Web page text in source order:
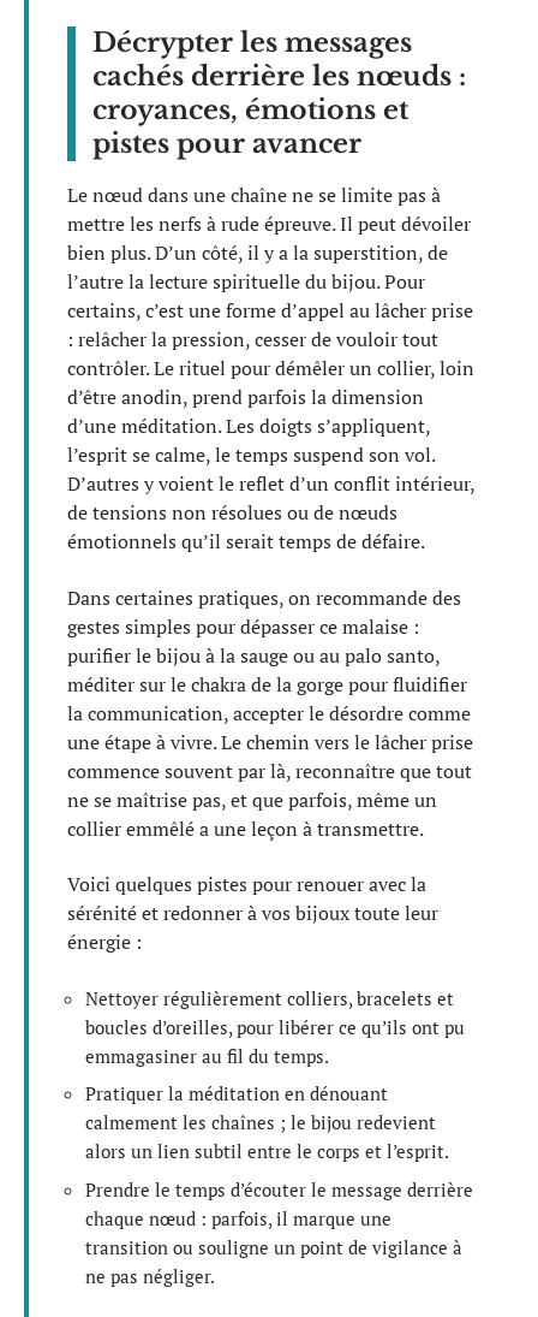
Décrypter les messages
cachés derrière les nœuds :
croyances, émotions et
pistes pour avancer
Le nœud dans une chaîne ne se limite pas à
mettre les nerfs à rude épreuve. Il peut dévoiler
bien plus. D’un côté, il y a la superstition, de
l’autre la lecture spirituelle du bijou. Pour
certains, c’est une forme d’appel au lâcher prise
: relâcher la pression, cesser de vouloir tout
contrôler. Le rituel pour démêler un collier, loin
d’être anodin, prend parfois la dimension
d’une méditation. Les doigts s’appliquent,
l’esprit se calme, le temps suspend son vol.
D’autres y voient le reflet d’un conflit intérieur,
de tensions non résolues ou de nœuds
émotionnels qu’il serait temps de défaire.
Dans certaines pratiques, on recommande des
gestes simples pour dépasser ce malaise :
purifier le bijou à la sauge ou au palo santo,
méditer sur le chakra de la gorge pour fluidifier
la communication, accepter le désordre comme
une étape à vivre. Le chemin vers le lâcher prise
commence souvent par là, reconnaître que tout
ne se maîtrise pas, et que parfois, même un
collier emmêlé a une leçon à transmettre.
Voici quelques pistes pour renouer avec la
sérénité et redonner à vos bijoux toute leur
énergie :
Nettoyer régulièrement colliers, bracelets et
boucles d’oreilles, pour libérer ce qu’ils ont pu
emmagasiner au fil du temps.
Pratiquer la méditation en dénouant
calmement les chaînes ; le bijou redevient
alors un lien subtil entre le corps et l’esprit.
Prendre le temps d’écouter le message derrière
chaque nœud : parfois, il marque une
transition ou souligne un point de vigilance à
ne pas négliger.